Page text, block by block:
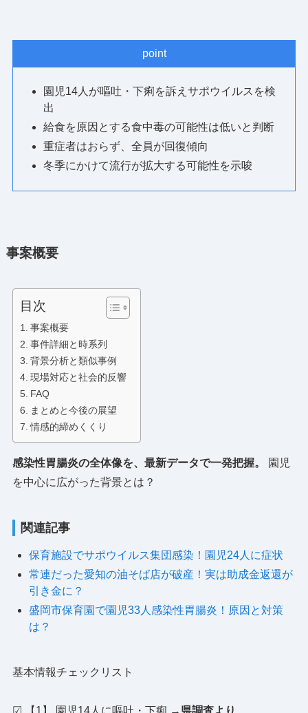
point
園児14人が嘔吐・下痢を訴えサポウイルスを検
出
給食を原因とする食中毒の可能性は低いと判断
重症者はおらず、全員が回復傾向
冬季にかけて流行が拡大する可能性を示唆
事案概要
目次
事案概要
事件詳細と時系列
背景分析と類似事例
現場対応と社会的反響
FAQ
まとめと今後の展望
情感的締めくくり
感染性胃腸炎の全体像を、最新データで一発把握。
園児
を中心に広がった背景とは？
関連記事
保育施設でサポウイルス集団感染！園児24人に症状
常連だった愛知の油そば店が破産！実は助成金返還が
引き金に？
盛岡市保育園で園児33人感染性胃腸炎！原因と対策
は？
基本情報チェックリスト